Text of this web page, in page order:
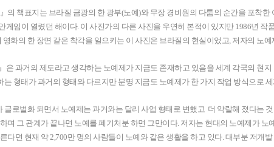
』의 책표지는 브라질 금광의 한 광부(노예)와 무장 경비원의 다툼의 순간을 포착
게임이 열렸던 해이다. 이 사진가의 다른 사진을 우연히 본적이 있지만 1986년 작
영화의 한 장면 같은 착각을 일으키는 이 사진은 브라질의 현실이었고, 저자의 노
은 과거의 제도라고 생각하는 노예제가 지금도 존재하고 있음을 세계 각국의 현
는 형태가 과거의 형태와 다르지만 분명 지금도 노예제가 한 가지 작업 방식으로
글로벌화 되면서 노예제는 과거와는 달리 사업 형태로 변했고 더 악랄해 졌다는
며 그 관계가 끝나면 노예를 폐기처분 하면 그만이다. 저자는 현대의 노예제가
다면 현재 약 2,700만 명의 사람들이 노예와 같은 생활을 하고 있다. 대부분 저개